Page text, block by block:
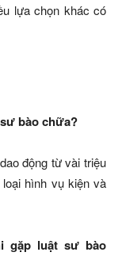
lựa chọn khác có
bào chữa?
động từ vài triệu
hình vụ kiện và
gặp luật sư bào